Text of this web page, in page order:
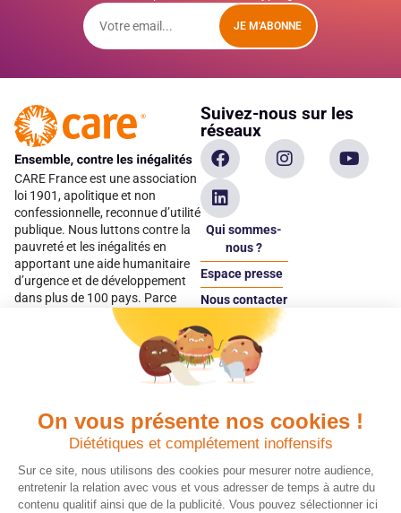
On vous présente nos cookies !
Diététiques et complétement inoffensifs
Sur ce site, nous utilisons des cookies pour mesurer notre audience,
entretenir la relation avec vous et vous adresser de temps à autre du
contenu qualitif ainsi que de la publicité. Vous pouvez sélectionner ici
JE M'ABONNE
CARE France est une association
loi 1901, apolitique et non
confessionnelle, reconnue d’utilité
publique. Nous luttons contre la
pauvreté et les inégalités en
apportant une aide humanitaire
d’urgence et de développement
dans plus de 100 pays. Parce
qu’elles sont les premières
victimes des inégalités, CARE met
les femmes et les filles au cœur
Suivez-nous sur les
réseaux
Qui sommes-
nous ?
Espace presse
Nous contacter
Espace
donateur
Quels avantages fiscaux ?
Chaque don effectué à une
association reconnue d’utilité
publique comme CARE, est
déductible jusqu’à 75 % de l’impôt
Donner en confiance
Vos dons sont
déductibles à 75 % de
vos impôts. Depuis
plus de 15 ans, CARE